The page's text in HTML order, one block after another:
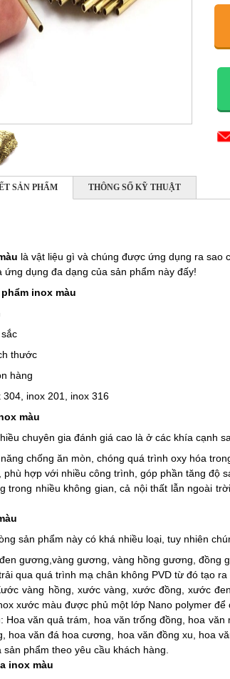
SẢN PHẨM THÔNG SỐ KỸ THUẬT
là vật liệu gì và chúng được ứng dụng ra sao
ứng dụng đa dạng của sản phẩm này đấy!
inox màu
thước
hàng
304, inox 201, inox 316
màu
chuyên gia đánh giá cao là ở các khía cạnh
chống ăn mòn, chóng quá trình oxy hóa
hợp với nhiều công trình, góp phần tăng độ
trong nhiều không gian, cả nội thất lẫn ngoài
sản phẩm này có khá nhiều loại, tuy nhiên
gương,vàng gương, vàng hồng gương,
qua quá trình mạ chân không PVD từ đó tạo
vàng hồng, xước vàng, xước đồng, xước
xước màu được phủ một lớp Nano polymer
Hoa văn quả trám, hoa văn trống đồng, hoa
hoa văn đá hoa cương, hoa văn đồng xu, hoa
phẩm theo yêu cầu khách hàng.
inox màu